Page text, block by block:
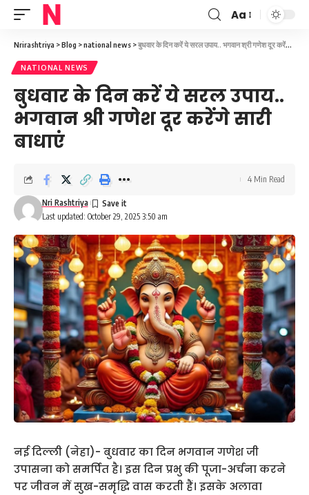
Font
Resizer
Aa
Nrirashtriya >Blog >national news >बुधवार के दिन करें ये सरल उपाय.. भगवान श्री गणेश दूर करेंगे सारी बाधाएं
NATIONAL NEWS
बुधवार के दिन करें ये सरल उपाय..
भगवान श्री गणेश दूर करेंगे सारी
बाधाएं
Last updated: October 29, 2025 3:50 am
Nri Rashtriya
4 Min Read
नई दिल्ली (नेहा)- बुधवार का दिन भगवान गणेश जी
उपासना को समर्पित है। इस दिन प्रभु की पूजा-अर्चना करने
पर जीवन में सुख-समृद्धि वास करती हैं। इसके अलावा